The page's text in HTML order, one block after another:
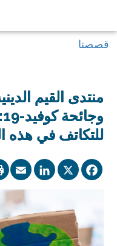
قصصنا
منتدى القيم
للتكاتف في هذه
X